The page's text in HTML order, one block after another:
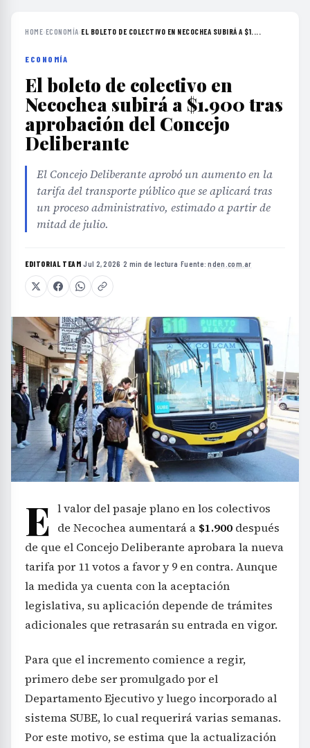
HOME›ECONOMÍA›EL BOLETO DE COLECTIVO EN NECOCHEA SUBIRÁ A $1....
ECONOMÍA
El boleto de colectivo en
Necochea subirá a $1.900 tras
aprobación del Concejo
Deliberante
El Concejo Deliberante aprobó un aumento en la
tarifa del transporte público que se aplicará tras
un proceso administrativo, estimado a partir de
mitad de julio.
EDITORIAL TEAM·Jul 2, 2026 ·2 min de lectura ·Fuente:nden.com.ar
E l valor del pasaje plano en los colectivos
de Necochea aumentará a $1.900 después
de que el Concejo Deliberante aprobara la nueva
tarifa por 11 votos a favor y 9 en contra. Aunque
la medida ya cuenta con la aceptación
legislativa, su aplicación depende de trámites
adicionales que retrasarán su entrada en vigor.
Para que el incremento comience a regir,
primero debe ser promulgado por el
Departamento Ejecutivo y luego incorporado al
sistema SUBE, lo cual requerirá varias semanas.
Por este motivo, se estima que la actualización